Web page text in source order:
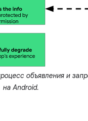
объявления и
на Android.